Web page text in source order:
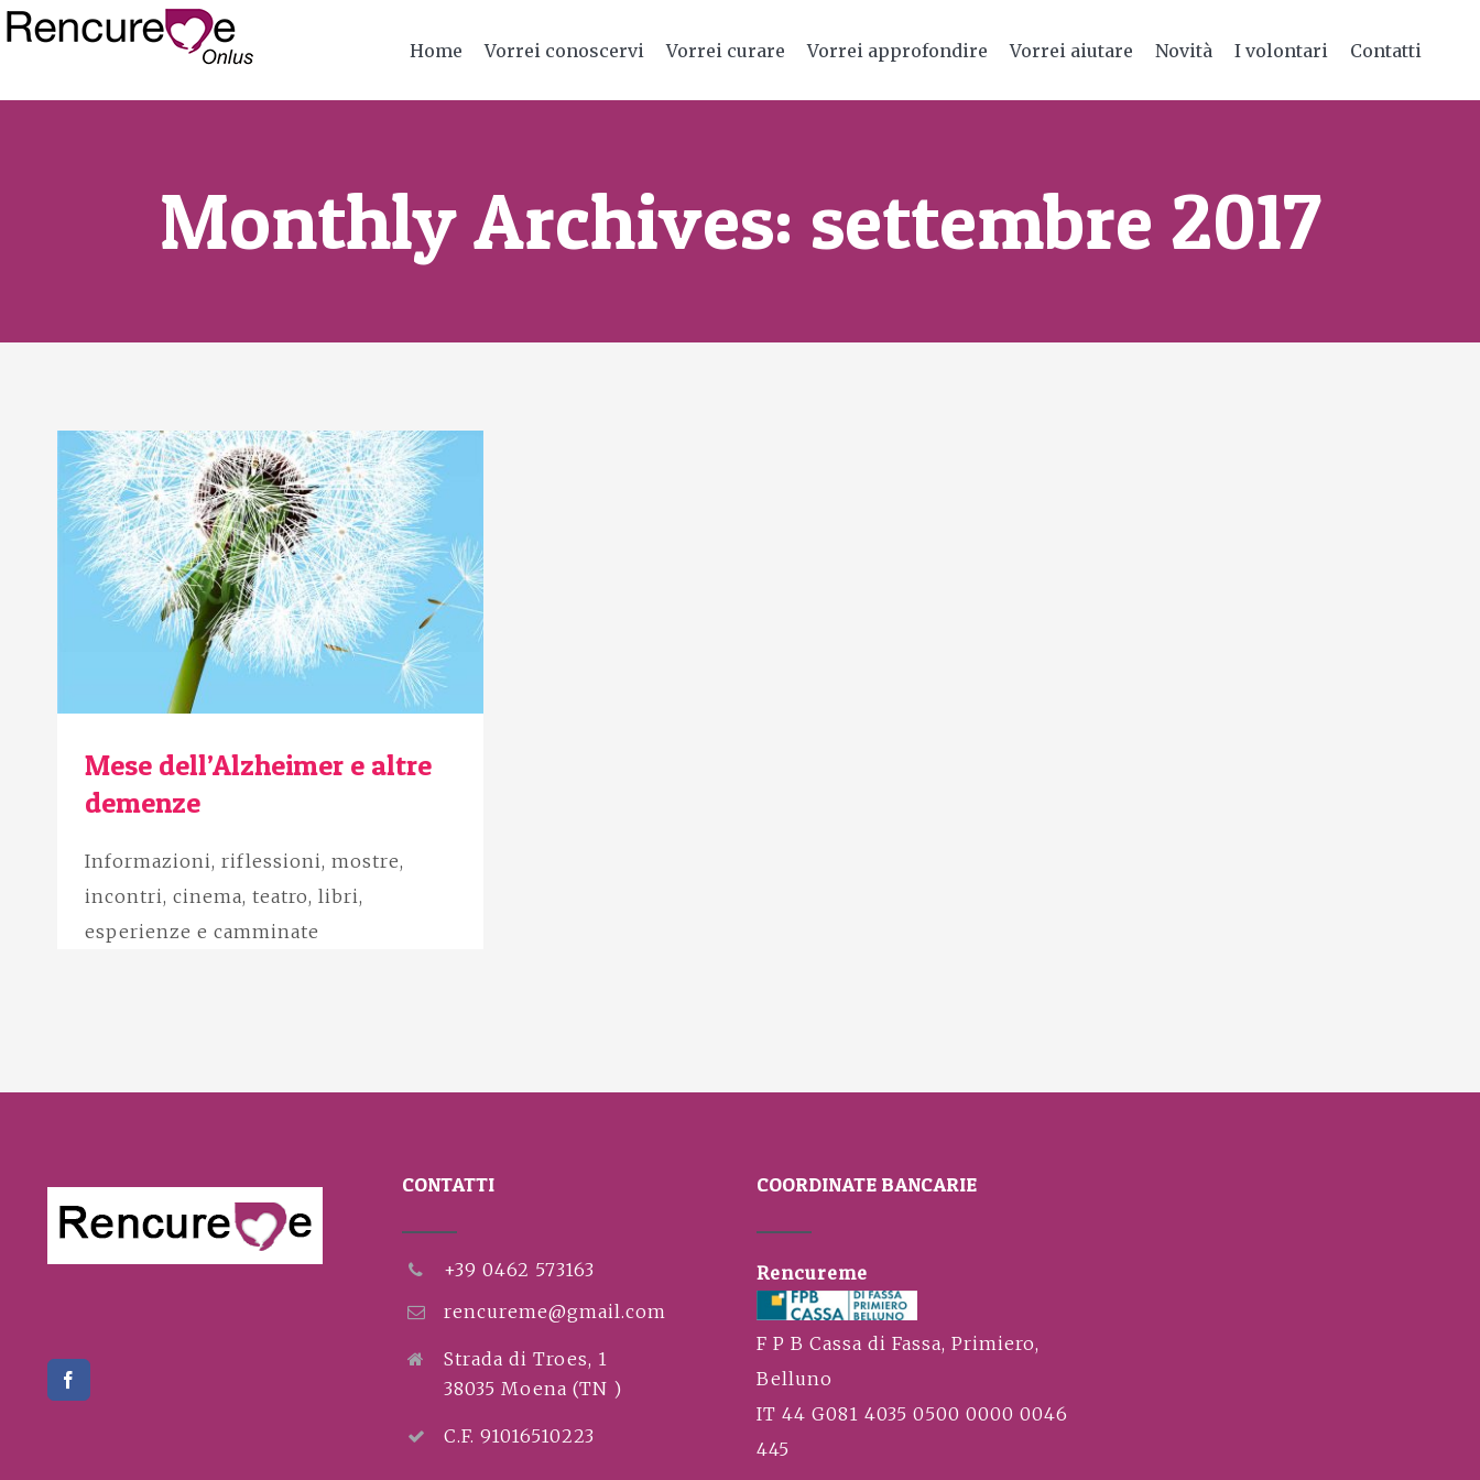
Home Vorrei conoscervi Vorrei curare Vorrei approfondire Vorrei aiutare Novità I volontari Contatti
Monthly Archives: settembre 2017
Mese dell’Alzheimer e altre
demenze
Informazioni, riflessioni, mostre,
incontri, cinema, teatro, libri,
esperienze e camminate
CONTATTI
+39 0462 573163
rencureme@gmail.com
Strada di Troes, 1
38035 Moena (TN )
C.F. 91016510223
COORDINATE BANCARIE
Rencureme
F P B Cassa di Fassa, Primiero,
Belluno
IT 44 G081 4035 0500 0000 0046
445